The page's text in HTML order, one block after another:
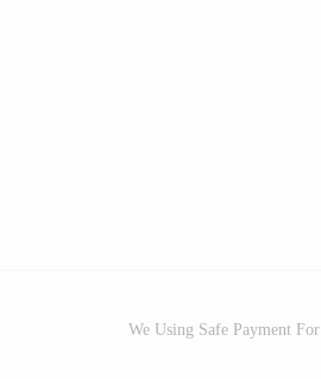
We Using Safe Payment For